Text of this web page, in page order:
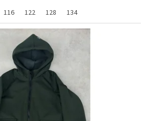
116 122 128 134